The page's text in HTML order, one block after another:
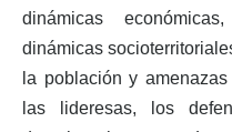
dinámicas
dinámicas
la población y
las lideresas, los